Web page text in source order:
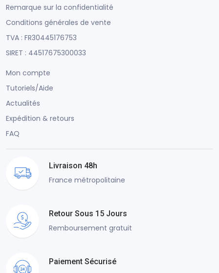
Remarque sur la confidentialité
Conditions générales de vente
TVA : FR30445176753
SIRET : 44517675300033
Mon compte
Tutoriels/Aide
Actualités
Expédition & retours
FAQ
Livraison 48h
France métropolitaine
Retour Sous 15 Jours
Remboursement gratuit
Paiement Sécurisé